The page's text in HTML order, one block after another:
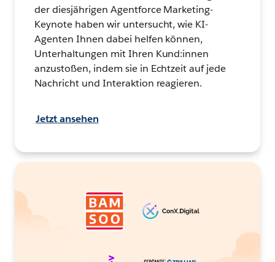
der diesjährigen Agentforce Marketing-
Keynote haben wir untersucht, wie KI-
Agenten Ihnen dabei helfen können,
Unterhaltungen mit Ihren Kund:innen
anzustoßen, indem sie in Echtzeit auf jede
Nachricht und Interaktion reagieren.
Jetzt ansehen